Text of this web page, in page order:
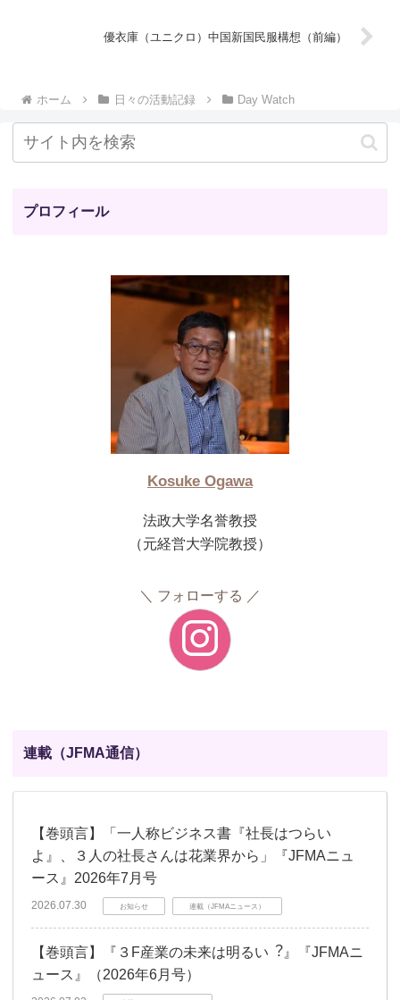
優衣庫（ユニクロ）中国新国民服構想（前編）
ホーム 日々の活動記録 Day Watch
プロフィール
Kosuke Ogawa
法政大学名誉教授
（元経営大学院教授）
フォローする
連載（JFMA通信）
【巻頭言】「一人称ビジネス書『社長はつらい
よ』、３人の社長さんは花業界から」『JFMAニュ
ース』2026年7月号
2026.07.30 お知らせ 連載（JFMAニュース）
【巻頭言】『３F産業の未来は明るい︖』『JFMAニ
ュース』（2026年6月号）